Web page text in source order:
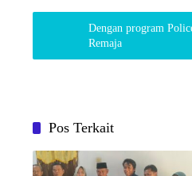
Dengan program
Remaja
Pos Terkait